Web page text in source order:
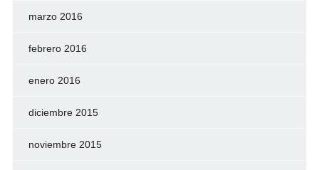
marzo 2016
febrero 2016
enero 2016
diciembre 2015
noviembre 2015